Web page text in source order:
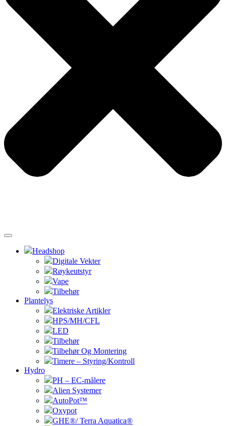
Headshop
Digitale Vekter
Røykeutstyr
Vape
Tilbehør
Plantelys
Elektriske Artikler
HPS/MH/CFL
LED
Tilbehør
Tilbehør Og Montering
Timere – Styring/Kontroll
Hydro
PH – EC-målere
Alien Systemer
AutoPot™
Oxypot
GHE®/ Terra Aquatica®